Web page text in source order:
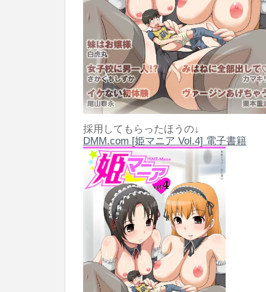
採用してもらったほうの↓
DMM.com [姫マニア Vol.4] 電子書籍